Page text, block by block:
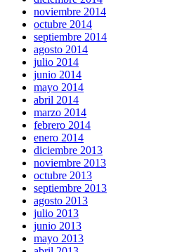
noviembre 2014
octubre 2014
septiembre 2014
agosto 2014
julio 2014
junio 2014
mayo 2014
abril 2014
marzo 2014
febrero 2014
enero 2014
diciembre 2013
noviembre 2013
octubre 2013
septiembre 2013
agosto 2013
julio 2013
junio 2013
mayo 2013